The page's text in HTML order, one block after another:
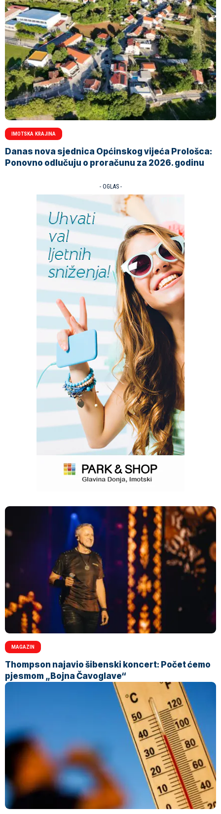
IMOTSKA KRAJINA
Danas nova sjednica Općinskog vijeća Prološca:
Ponovno odlučuju o proračunu za 2026. godinu
- OGLAS -
MAGAZIN
Thompson najavio šibenski koncert: Počet ćemo
pjesmom „Bojna Čavoglave“